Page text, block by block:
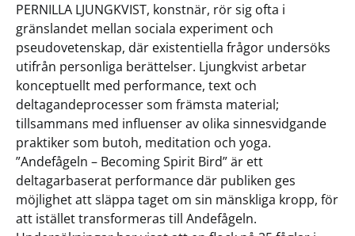
PERNILLA LJUNGKVIST, konstnär, rör sig ofta i
gränslandet mellan sociala experiment och
pseudovetenskap, där existentiella frågor undersöks
utifrån personliga berättelser. Ljungkvist arbetar
konceptuellt med performance, text och
deltagandeprocesser som främsta material;
tillsammans med influenser av olika sinnesvidgande
praktiker som butoh, meditation och yoga.
”Andefågeln – Becoming Spirit Bird” är ett
deltagarbaserat performance där publiken ges
möjlighet att släppa taget om sin mänskliga kropp, för
att istället transformeras till Andefågeln.